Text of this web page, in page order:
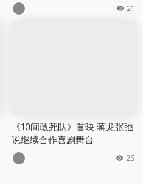
21
《10间敢死队》首映 蒋龙张弛
说继续合作喜剧舞台
25